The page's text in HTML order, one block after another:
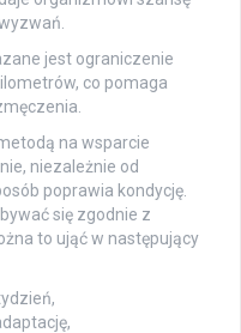
jest ograniczenie
co pomaga
na wsparcie
niezależnie od
poprawia kondycję.
się zgodnie z
to ująć w następujący